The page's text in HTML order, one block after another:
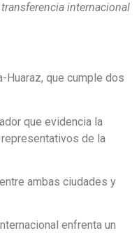
internacional
Huaraz, que cumple dos
que evidencia la
de la
ambas ciudades y
enfrenta un